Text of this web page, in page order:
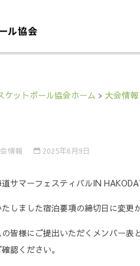
ケットボール協会ホーム > 大会情報
情報 2025年6月9日
サマーフェスティバルIN
しました宿泊要項の締切日に変更
皆様にご提出いただくメンバー
認ください。